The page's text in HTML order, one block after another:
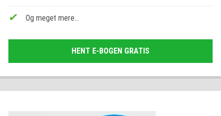
Og meget mere…
HENT E-BOGEN GRATIS